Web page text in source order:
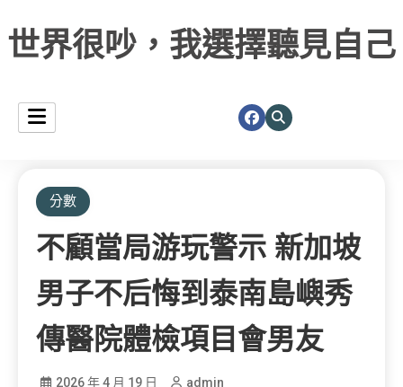
世界很吵，我選擇聽見自己
分數
不顧當局游玩警示 新加坡
男子不后悔到泰南島嶼秀
傳醫院體檢項目會男友
2026 年 4 月 19 日 admin